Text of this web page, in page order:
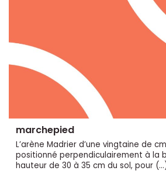
marchepied
L’arène Madrier d’une vingtaine de
positionné perpendiculairement à la
hauteur de 30 à 35 cm du sol, pour